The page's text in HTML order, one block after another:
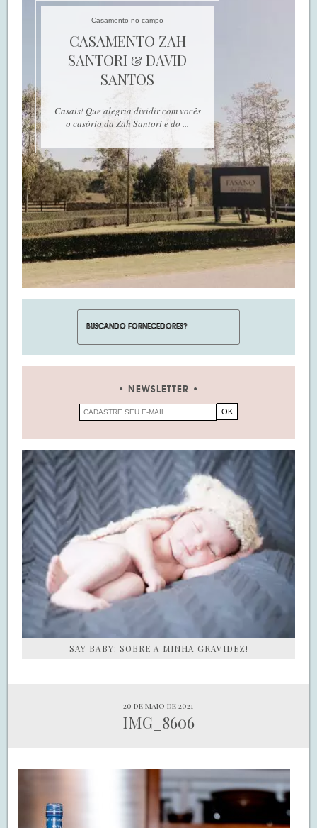
Casamento no campo
CASAMENTO ZAH
SANTORI & DAVID
SANTOS
Casais! Que alegria dividir com vocês
o casório da Zah Santori e do ...
NEWSLETTER
SAY BABY: SOBRE A MINHA GRAVIDEZ!
20 de maio de 2021
IMG_8606